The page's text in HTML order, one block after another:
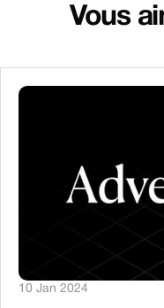
Vous
10 Jan 2024